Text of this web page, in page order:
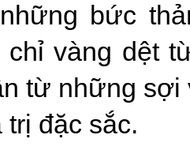
bức
chỉ vàng dệt
từ những
đặc sắc.